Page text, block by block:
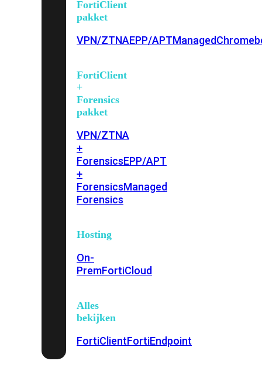
FortiClient
pakket
VPN/ZTNAEPP/APTManaged
FortiClient
+
Forensics
pakket
VPN/ZTNA
+
ForensicsEPP/APT
+
ForensicsManaged
Forensics
Hosting
On-
PremFortiCloud
Alles
bekijken
FortiClientFortiEndpoint